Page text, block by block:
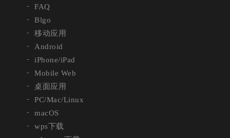
FAQ
Blgo
移动应用
Android
iPhone/iPad
Mobile Web
桌面应用
PC/Mac/Linux
macOS
wps下载